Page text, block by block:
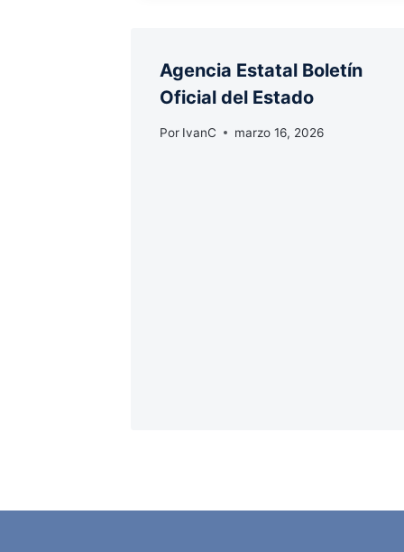
Agencia Estatal Boletín
Oficial del Estado
Por IvanC marzo 16, 2026